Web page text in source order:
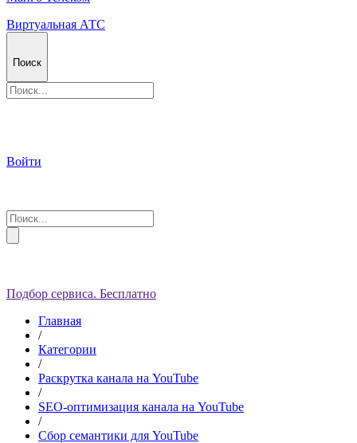
Виртуальная АТС
Поиск
Войти
Подбор сервиса. Бесплатно
Главная
/
Категории
/
Раскрутка канала на YouTube
/
SEO-оптимизация канала на YouTube
/
Сбор семантики для YouTube